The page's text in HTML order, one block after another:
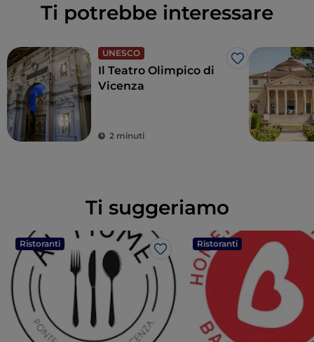
Ti potrebbe interessare
UNESCO
Like
Il Teatro Olimpico di
Vicenza
2 minuti
Ti suggeriamo
Ristoranti
Like
Ristoranti